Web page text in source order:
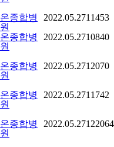
온종합병
원
2022.05.2711453
온종합병
원
2022.05.2710840
온종합병
원
2022.05.2712070
온종합병
원
2022.05.2711742
온종합병
원
2022.05.27122064